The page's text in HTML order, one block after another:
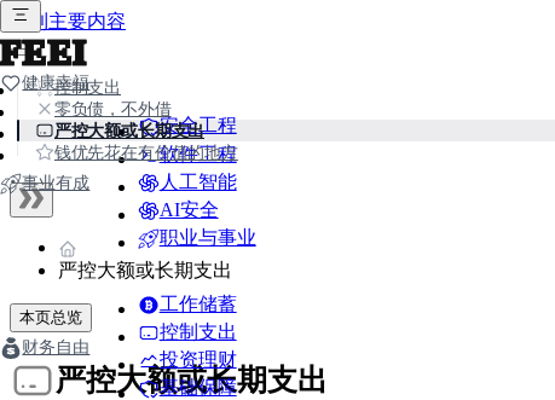
跳到主要内容
FEEI
健康幸福
事业有成
安全工程
软件工程
人工智能
AI安全
职业与事业
财务自由
工作储蓄
控制支出
投资理财
基础保障
控制支出
零负债，不外借
严控大额或长期支出
钱优先花在有价值的地方
严控大额或长期支出
本页总览
严控大额或长期支出